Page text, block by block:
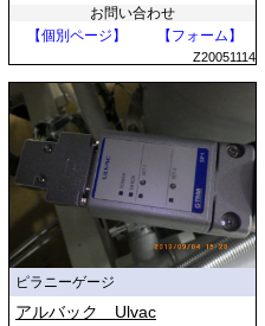
お問い合わせ
【個別ページ】
【フォーム】
Z20051114
ピラニーゲージ
アルバック Ulvac